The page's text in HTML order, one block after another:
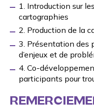
1. Introduction sur
cartographies
2. Production de la
3. Présentation des
d’enjeux et de
4. Co-
participants pour